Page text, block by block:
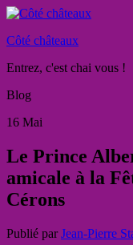
Côté châteaux
Entrez, c'est chai vous !
Blog
16 Mai
Le Prince
amicale à la
Cérons
Publié parJean-Pierre